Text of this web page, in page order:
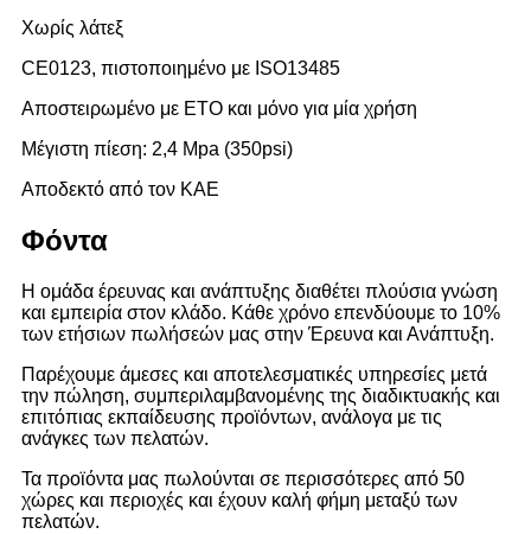
Χωρίς λάτεξ
CE0123, πιστοποιημένο με ISO13485
Αποστειρωμένο με ETO και μόνο για μία χρήση
Μέγιστη πίεση: 2,4 Mpa (350psi)
Αποδεκτό από τον ΚΑΕ
Φόντα
Η ομάδα έρευνας και ανάπτυξης διαθέτει πλούσια γνώση
και εμπειρία στον κλάδο. Κάθε χρόνο επενδύουμε το 10%
των ετήσιων πωλήσεών μας στην Έρευνα και Ανάπτυξη.
Παρέχουμε άμεσες και αποτελεσματικές υπηρεσίες μετά
την πώληση, συμπεριλαμβανομένης της διαδικτυακής και
επιτόπιας εκπαίδευσης προϊόντων, ανάλογα με τις
ανάγκες των πελατών.
Τα προϊόντα μας πωλούνται σε περισσότερες από 50
χώρες και περιοχές και έχουν καλή φήμη μεταξύ των
πελατών.